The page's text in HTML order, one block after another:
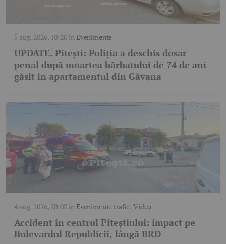
5 aug. 2026, 10:20în Evenimente
UPDATE. Pitești: Poliția a deschis dosar
penal după moartea bărbatului de 74 de ani
găsit în apartamentul din Găvana
4 aug. 2026, 20:02 în Evenimente trafic,Video
Accident în centrul Piteștiului: impact pe
Bulevardul Republicii, lângă BRD